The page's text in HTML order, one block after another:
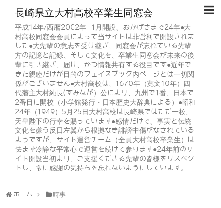
長崎県立大村高校卒業生同窓会
平成14年/西暦2002年 1月開設、おかげさまで24年●大
村高校同窓会会員によって当サイトは非営利で開設されま
した●大先輩の意志を受け継ぎ、同窓会が忘れている先輩
方の記憶と記録、そして文化を、卒業生同窓会が未来の後
輩に引き継ぎ、届け、かつ情報共有する役目です●近年で
きた親睦だけが目的のフェイスブック内ページとは一切関
係がございません●大村高校は、1670年（寛文10年）四
代藩主大村純長(すみなが）公により、九州で1番、日本で
2番目に開校（小学館発行・日本歴史大辞典による）●昭和
24年（1949）5月25日大村高校は長崎県ではただ一校、
天皇陛下の行幸を賜っています●感情だけで、事実と伝統
文化を嫌う反日左翼から根拠なき誹謗中傷がなされている
ようですが、サイト運営チーム（全員大村高校卒業生）は
怯まず冷静な平常心で運営を続けて参ります●24年前のサ
イト開設当初より、ご支援くださる先輩の皆様をリスペク
トし、常に感謝の気持ちを忘れないようにしています。
ホーム 時事